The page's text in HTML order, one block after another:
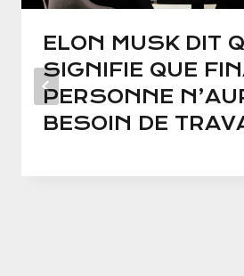
ELON MUSK DIT
SIGNIFIE QUE
PERSONNE
BESOIN DE